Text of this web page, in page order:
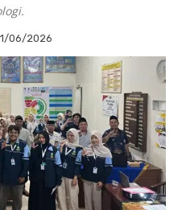
06/2026